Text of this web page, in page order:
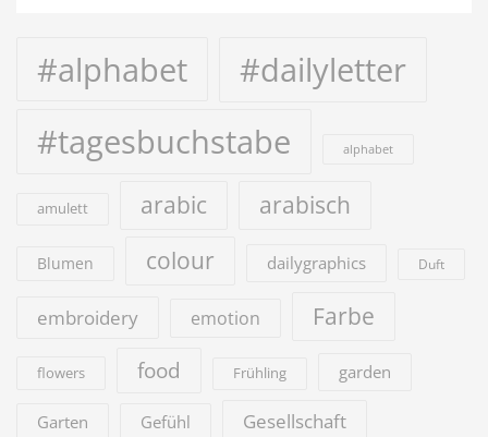
#alphabet
#dailyletter
#tagesbuchstabe
alphabet
amulett arabic arabisch
Blumen colour dailygraphics Duft
embroidery emotion Farbe
flowers food Frühling garden
Garten Gefühl Gesellschaft